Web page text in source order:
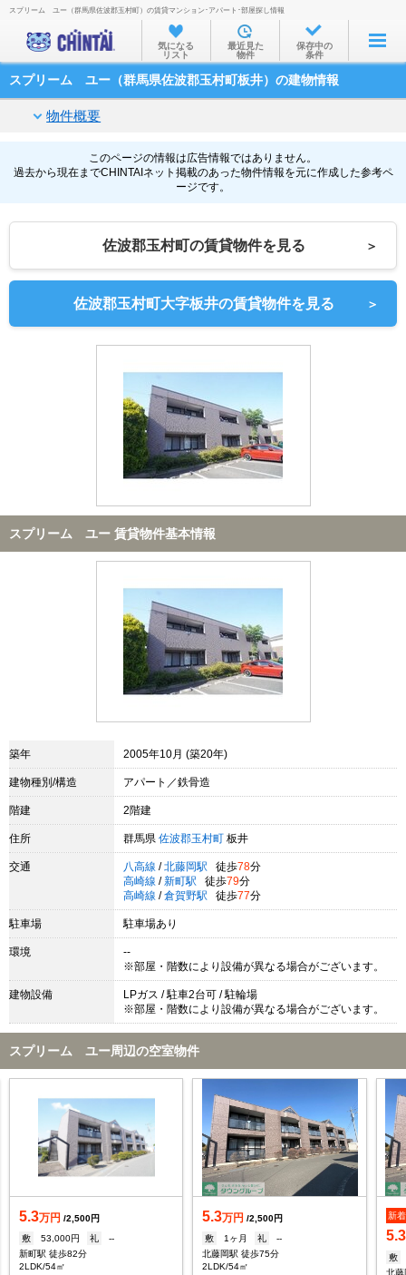
お部屋を探す
沿線・駅から
通勤通学時間から
物件特集から
不動産会社から
TOP
スプリーム ユー（群馬県佐波郡玉村町）の賃貸マンション･アパート･部屋探し情報
気になる
リスト
最近見た
物件
保存中の
条件
スプリーム ユー（群馬県佐波郡玉村町板井）の建物情報
物件概要
このページの情報は広告情報ではありません。
過去から現在までCHINTAIネット掲載のあった物件情報を元に作成した参考ペ
ージです。
佐波郡玉村町の賃貸物件を見る ＞
佐波郡玉村町大字板井の賃貸物件を見る ＞
スプリーム ユー 賃貸物件基本情報
築年 2005年10月 (築20年)
建物種別/構造 アパート／鉄骨造
階建 2階建
住所 群馬県 佐波郡玉村町 板井
交通 八高線 / 北藤岡駅 徒歩78分
高崎線 / 新町駅 徒歩79分
高崎線 / 倉賀野駅 徒歩77分
駐車場 駐車場あり
環境
--
※部屋・階数により設備が異なる場合がございます。
建物設備
LPガス / 駐車2台可 / 駐輪場
※部屋・階数により設備が異なる場合がございます。
スプリーム ユー周辺の空室物件
5.3万円 /2,500円
敷
53,000円 礼
--
新町駅 徒歩82分
2LDK/54㎡
5.3万円 /2,500円
敷
1ヶ月 礼
--
北藤岡駅 徒歩75分
2LDK/54㎡
新着
5.3
敷
北